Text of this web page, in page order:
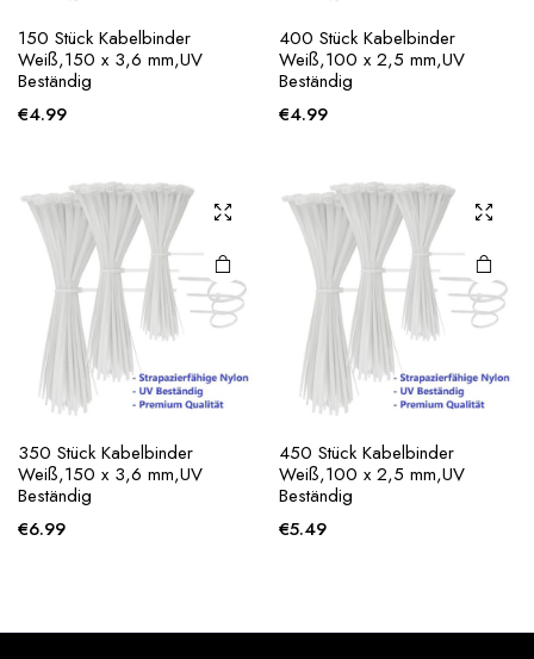
150 Stück Kabelbinder
Weiß,150 x 3,6 mm,UV
Beständig
€4.99
400 Stück Kabelbinder
Weiß,100 x 2,5 mm,UV
Beständig
€4.99
350 Stück Kabelbinder
Weiß,150 x 3,6 mm,UV
Beständig
€6.99
450 Stück Kabelbinder
Weiß,100 x 2,5 mm,UV
Beständig
€5.49